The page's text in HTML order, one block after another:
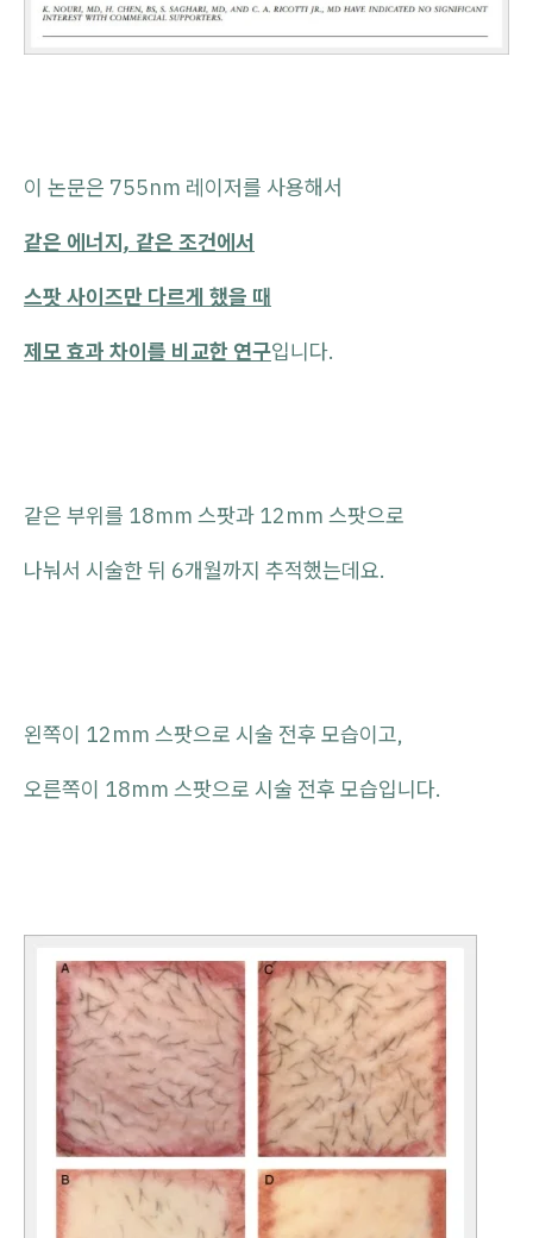
이 논문은 755nm 레이저를 사용해서
같은 에너지, 같은 조건에서
스팟 사이즈만 다르게 했을 때
제모 효과 차이를 비교한 연구입니다.
같은 부위를 18mm 스팟과 12mm 스팟으로
나눠서 시술한 뒤 6개월까지 추적했는데요.
왼쪽이 12mm 스팟으로 시술 전후 모습이고,
오른쪽이 18mm 스팟으로 시술 전후 모습입니다.